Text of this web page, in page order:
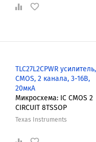
TLC27L2CPWR усилитель,
CMOS, 2 канала, 3-16В,
20мкА
Микросхема: IC CMOS 2
CIRCUIT 8TSSOP
Texas Instruments